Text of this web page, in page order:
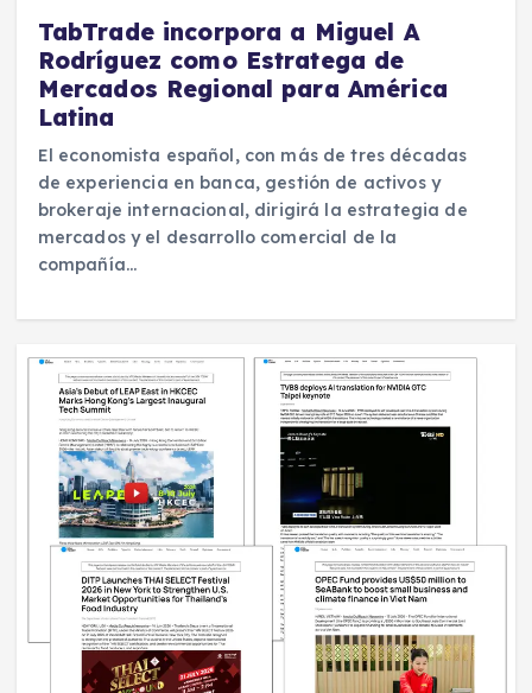
TabTrade incorpora a Miguel A
Rodríguez como Estratega de
Mercados Regional para América
Latina
El economista español, con más de tres décadas
de experiencia en banca, gestión de activos y
brokeraje internacional, dirigirá la estrategia de
mercados y el desarrollo comercial de la
compañía…